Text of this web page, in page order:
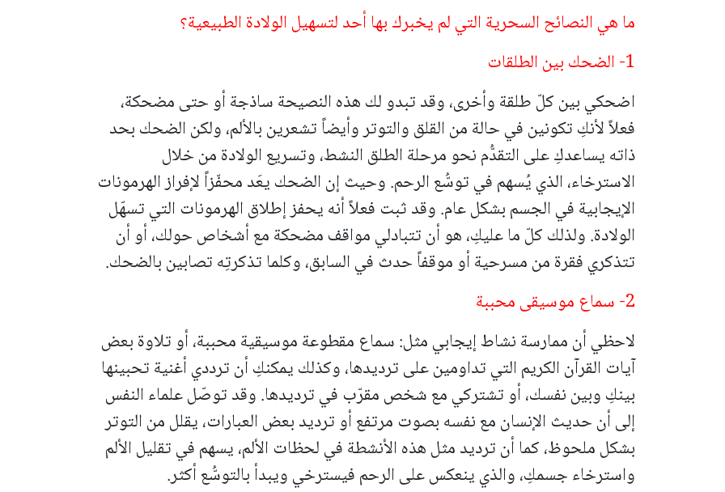
ما هي النصائح السحرية التي لم يخبرك بها أحد لتسهيل الولادة الطبيعية؟
1- الضحك بين الطلقات
اضحكي بين كلّ طلقة وأخرى، وقد تبدو لك هذه النصيحة ساذجة أو حتى مضحكة،
فعلاً لأنكِ تكونين في حالة من القلق والتوتر وأيضاً تشعرين بالألم، ولكن الضحك بحد
ذاته يساعدكِ على التقدُّم نحو مرحلة الطلق النشط، وتسريع الولادة من خلال
الاسترخاء، الذي يُسهم في توسُّع الرحم. وحيث إن الضحك يعَد محفّزاً لإفراز الهرمونات
الإيجابية في الجسم بشكل عام. وقد ثبت فعلاً أنه يحفز إطلاق الهرمونات التي تسهّل
الولادة. ولذلك كلّ ما عليكِ، هو أن تتبادلي مواقف مضحكة مع أشخاص حولك، أو أن
تتذكري فقرة من مسرحية أو موقفاً حدث في السابق، وكلما تذكرتِه تصابين بالضحك.
2- سماع موسيقى محببة
لاحظي أن ممارسة نشاط إيجابي مثل: سماع مقطوعة موسيقية محببة، أو تلاوة بعض
آيات القرآن الكريم التي تداومين على ترديدها، وكذلك يمكنكِ أن ترددي أغنية تحبينها
بينكِ وبين نفسك، أو تشتركي مع شخص مقرّب في ترديدها. وقد توصّل علماء النفس
إلى أن حديث الإنسان مع نفسه بصوت مرتفع أو ترديد بعض العبارات، يقلل من التوتر
بشكل ملحوظ، كما أن ترديد مثل هذه الأنشطة في لحظات الألم، يسهم في تقليل الألم
واسترخاء جسمكِ، والذي ينعكس على الرحم فيسترخي ويبدأ بالتوسُّع أكثر.